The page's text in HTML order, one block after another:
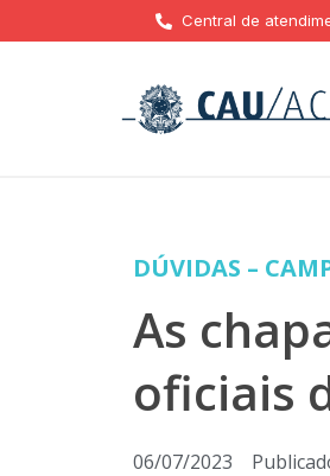
Central de
DÚVIDAS –
As
oficiais
06/07/2023